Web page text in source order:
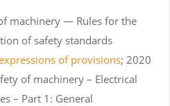
machinery — Rules for the
of safety standards
of provisions; 2020
of machinery – Electrical
– Part 1: General